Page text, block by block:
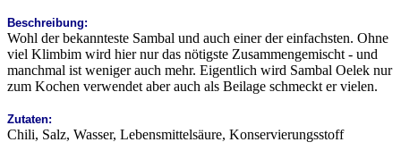
Beschreibung:
Wohl der bekannteste Sambal und auch einer der einfachsten. Ohne
viel Klimbim wird hier nur das nötigste Zusammengemischt - und
manchmal ist weniger auch mehr. Eigentlich wird Sambal Oelek nur
zum Kochen verwendet aber auch als Beilage schmeckt er vielen.
Zutaten:
Chili, Salz, Wasser, Lebensmittelsäure, Konservierungsstoff